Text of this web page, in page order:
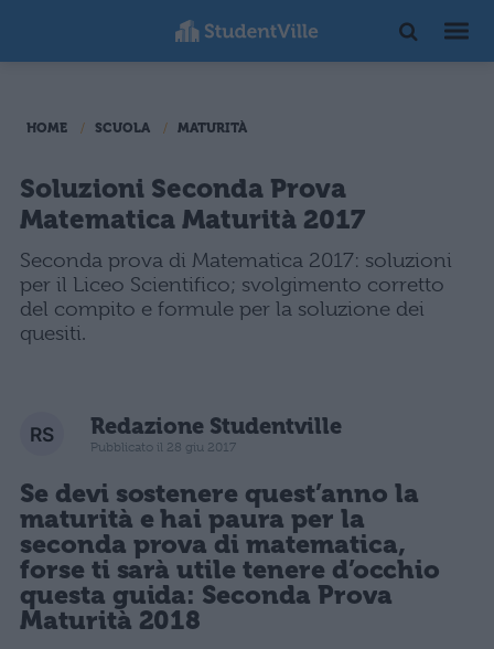
HOME SCUOLA MATURITÀ
Soluzioni Seconda Prova
Matematica Maturità 2017
Seconda prova di Matematica 2017: soluzioni
per il Liceo Scientifico; svolgimento corretto
del compito e formule per la soluzione dei
quesiti.
Redazione Studentville
Pubblicato il 28 giu 2017
Se devi sostenere quest’anno la
maturità e hai paura per la
seconda prova di matematica,
forse ti sarà utile tenere d’occhio
questa guida: Seconda Prova
Maturità 2018